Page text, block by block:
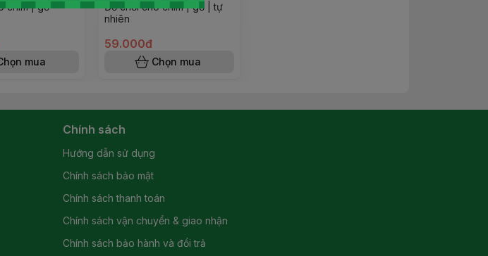
chim | gỗ
mua
Đồ chơi cho chim | gỗ | tự
nhiên
59.000đ
Chọn mua
Chính sách
Hướng dẫn sử dụng
Chính sách bảo mật
Chính sách thanh toán
Chính sách vận chuyển & giao nhận
Chính sách bảo hành và đổi trả